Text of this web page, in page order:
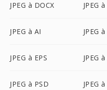
JPEG à DOCX JPEG
JPEG à AI JPEG
JPEG à EPS JPEG
JPEG à PSD JPEG